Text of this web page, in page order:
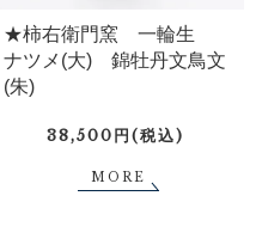
★柿右衛門窯 一輪生
ナツメ(大) 錦牡丹文鳥文
(朱)
38,500円(税込)
MORE